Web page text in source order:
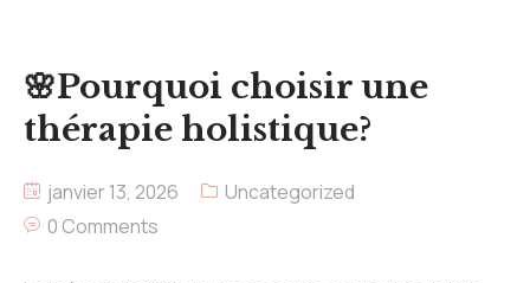
🌸Pourquoi choisir une
thérapie holistique?
janvier 13, 2026
Uncategorized
0 Comments